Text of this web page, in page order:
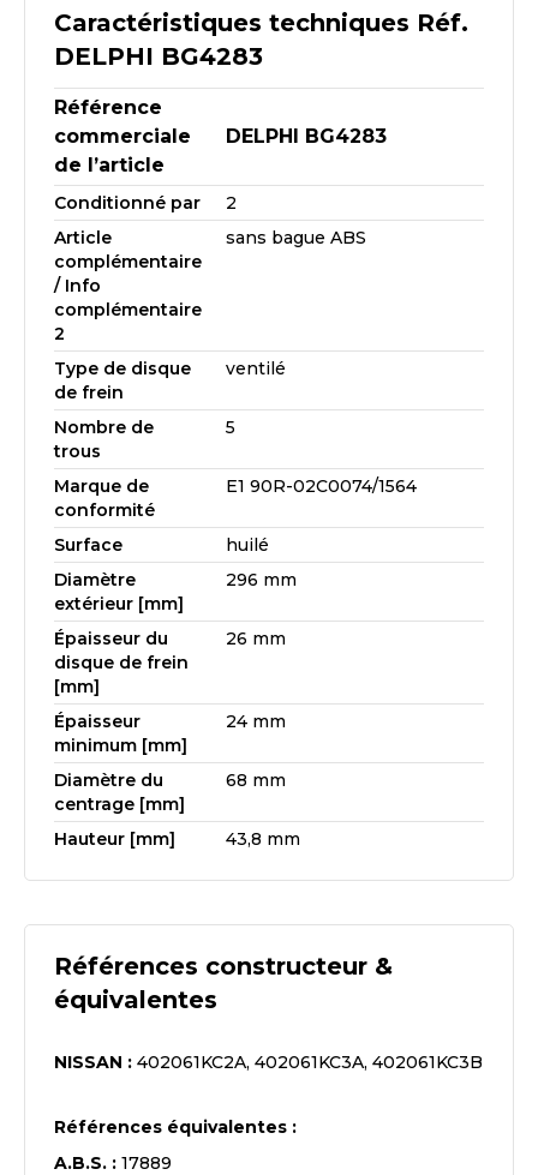
Caractéristiques techniques Réf.
DELPHI BG4283
Référence
commerciale
de l’article
DELPHI BG4283
Conditionné par
2
Article
complémentaire
/ Info
complémentaire
2
sans bague ABS
Type de disque
de frein
ventilé
Nombre de
trous
5
Marque de
conformité
E1 90R-02C0074/1564
Surface
huilé
Diamètre
extérieur [mm]
296 mm
Épaisseur du
disque de frein
[mm]
26 mm
Épaisseur
minimum [mm]
24 mm
Diamètre du
centrage [mm]
68 mm
Hauteur [mm] 43,8 mm
Références constructeur &
équivalentes
NISSAN : 402061KC2A, 402061KC3A, 402061KC3B
Références équivalentes :
A.B.S. : 17889